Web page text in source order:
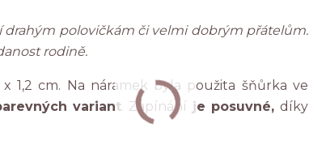
drahým polovičkám či velmi dobrým přátelům.
rodině.
1,2 cm. Na náramek byla použita šňůrka ve
variant. Zapínání je posuvné, díky